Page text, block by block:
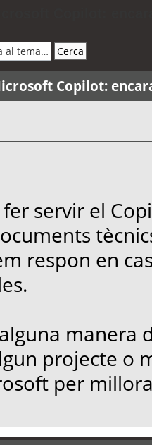
Copilot:
servir el
respon en
manera
projecte o
per